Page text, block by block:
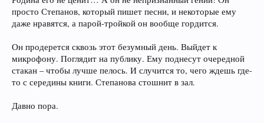
просто Степанов, который пишет песни, и некоторые ему
даже нравятся, а парой-тройкой он вообще гордится.
Он продерется сквозь этот безумный день. Выйдет к
микрофону. Поглядит на публику. Ему поднесут очередной
стакан – чтобы лучше пелось. И случится то, чего ждешь где-
то с середины книги. Степанова стошнит в зал.
Давно пора.